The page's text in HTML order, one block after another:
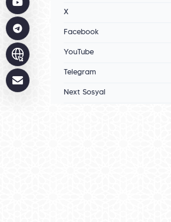
X
Facebook
YouTube
Telegram
Next Sosyal